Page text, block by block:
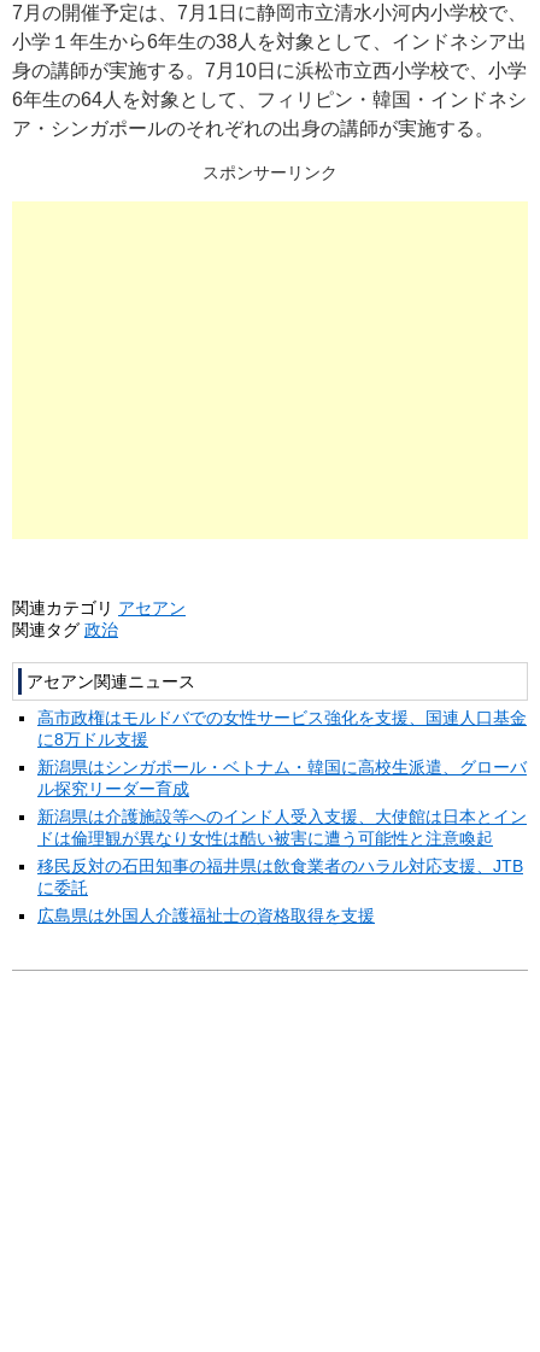
7月の開催予定は、7月1日に静岡市立清水小河内小学校で、
小学１年生から6年生の38人を対象として、インドネシア出
身の講師が実施する。7月10日に浜松市立西小学校で、小学
6年生の64人を対象として、フィリピン・韓国・インドネシ
ア・シンガポールのそれぞれの出身の講師が実施する。
スポンサーリンク
関連カテゴリ アセアン
関連タグ 政治
アセアン関連ニュース
高市政権はモルドバでの女性サービス強化を支援、国連人口基金
に8万ドル支援
新潟県はシンガポール・ベトナム・韓国に高校生派遣、グローバ
ル探究リーダー育成
新潟県は介護施設等へのインド人受入支援、大使館は日本とイン
ドは倫理観が異なり女性は酷い被害に遭う可能性と注意喚起
移民反対の石田知事の福井県は飲食業者のハラル対応支援、JTB
に委託
広島県は外国人介護福祉士の資格取得を支援